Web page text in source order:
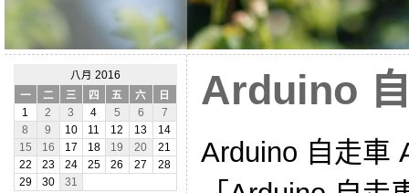
八月 2016
一
二 三 四 五 六
日
1
2 3 4 5 6
7
8
9 10 11 12 13
14
15
16 17 18 19 20
21
22
23 24 25 26 27
28
29
30 31
Arduino
Arduino 自走車